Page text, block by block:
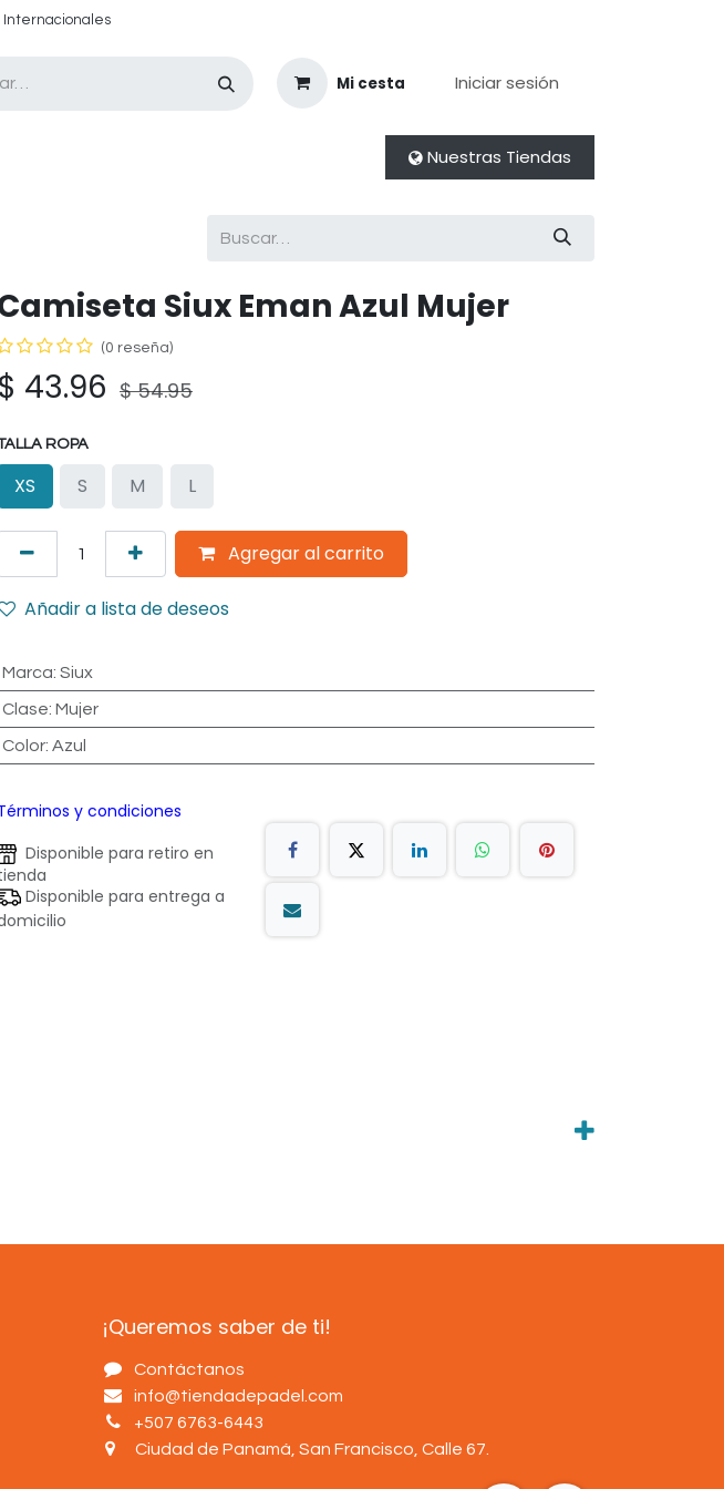
​​​Internacionales​
Mi cesta Iniciar sesión
Nuestras Tiendas
Siux Eman Azul Mujer
(0 reseña)
$ 43.96 $54.95
ROPA
XS S M L
Agregar al carrito
Añadir a lista de deseos
Marca: Siux
Clase: Mujer
Color: Azul
y condiciones
Disponible para retiro en
Disponible para entrega a
¡Queremos saber de ti!
Contáctanos
info@tiendadepadel.com
+507 6763-6443
Ciudad de Panamá, San Francisco, Calle 67